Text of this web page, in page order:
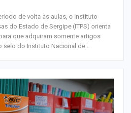
de volta às aulas, o Instituto
do Estado de Sergipe (ITPS) orienta
que adquiram somente artigos
do Instituto Nacional de…